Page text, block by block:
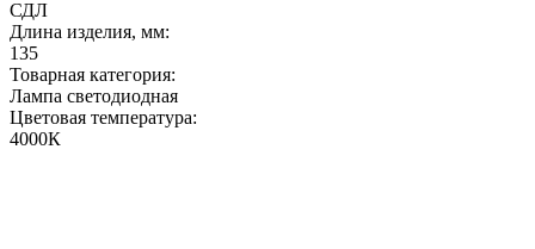
СДЛ
Длина изделия, мм:
135
Товарная категория:
Лампа светодиодная
Цветовая температура:
4000К